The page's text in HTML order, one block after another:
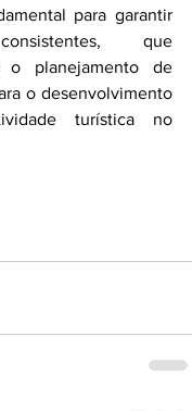
para garantir
que
o planejamento de
o desenvolvimento
turística no